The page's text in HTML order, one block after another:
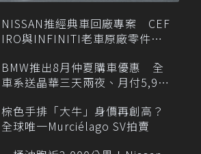
NISSAN推經典車回廠專案 CEF
IRO與INFINITI老車原廠零件最
BMW推出8月仲夏購車優惠 全
車系送晶華三天兩夜、月付5,900
棕色手排「大牛」身價再創高？
全球唯一Murciélago SV拍賣